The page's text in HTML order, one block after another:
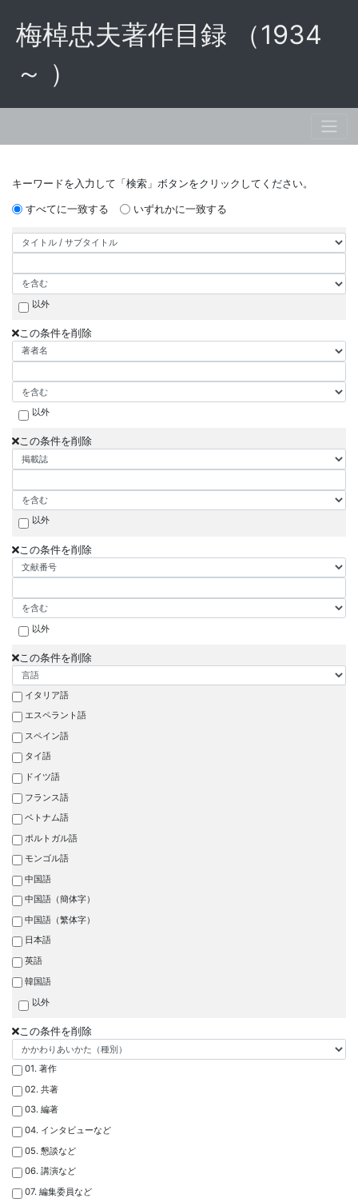
梅棹忠夫著作目録 （1934
～ ）
キーワードを入力して「検索」ボタンをクリックしてください。
すべてに一致する
いずれかに一致する
以外
この条件を削除
以外
この条件を削除
以外
この条件を削除
以外
この条件を削除
イタリア語
エスペラント語
スペイン語
タイ語
ドイツ語
フランス語
ベトナム語
ポルトガル語
モンゴル語
中国語
中国語（簡体字）
中国語（繁体字）
日本語
英語
韓国語
以外
この条件を削除
01. 著作
02. 共著
03. 編著
04. インタビューなど
05. 懇談など
06. 講演など
07. 編集委員など